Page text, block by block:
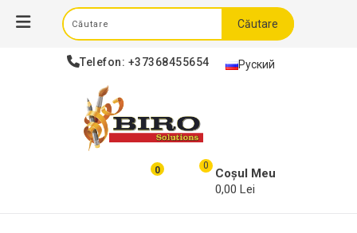
Telefon: +37368455654 Руский
Căutare
0 0
Coșul Meu
0,00 Lei